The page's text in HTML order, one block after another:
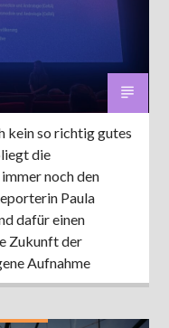
kein so richtig gutes
die
noch den
Paula
dafür einen
Zukunft der
Aufnahme